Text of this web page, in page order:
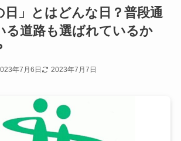
日」とはどんな日？普段通
る道路も選ばれているか
年7月6日 2023年7月7日